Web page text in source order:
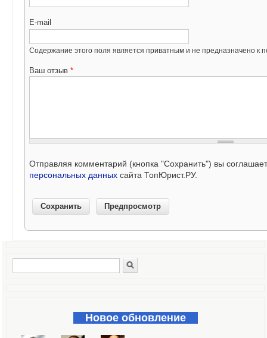
E-mail
Содержание этого поля является приватным и не предназначено к
Ваш отзыв *
Отправляя комментарий (кнопка "Сохранить") вы
персональных данных сайта ТопЮрист.РУ.
Форма поиска
Новое обновление